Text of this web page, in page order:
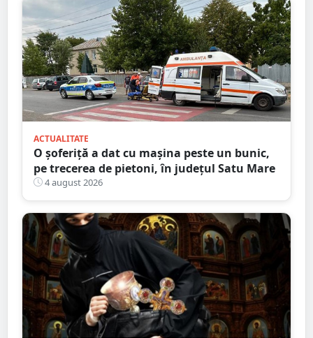
ACTUALITATE
O șoferiță a dat cu mașina peste un bunic,
pe trecerea de pietoni, în județul Satu Mare
4 august 2026